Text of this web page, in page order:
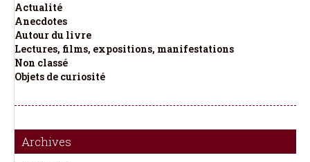
Actualité
Anecdotes
Autour du livre
Lectures, films, expositions, manifestations
Non classé
Objets de curiosité
Archives